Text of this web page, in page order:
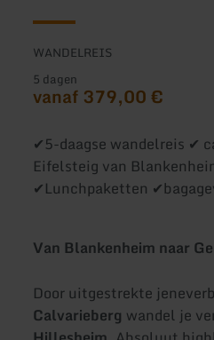
WANDELREIS
5 dagen
vanaf 379,00 €
✔5-daagse wandelreis ✔
Eifelsteig van
✔Lunchpaketten
Van Blankenheim naar
Door uitgestrekte
Calvarieberg wandel je